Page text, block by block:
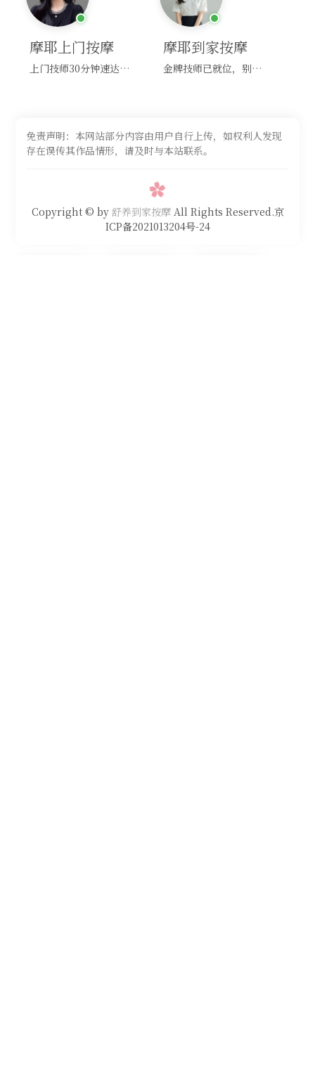
摩耶上门按摩
上门技师30分钟速达，别问，快约！
摩耶到家按摩
金牌技师已就位，别纠结，马上预约！
免责声明：本网站部分内容由用户自行上传，如权利人发现
存在误传其作品情形，请及时与本站联系。
Copyright © by 舒养到家按摩All Rights Reserved.京
ICP备2021013204号-24